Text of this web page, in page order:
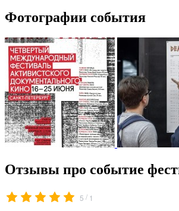
Фотографии события
Отзывы про событие
5 / 1